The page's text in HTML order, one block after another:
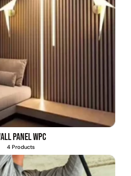
Panel WPC
4 Products